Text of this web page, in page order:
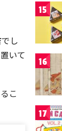
でし
いて
こ
15
16
17